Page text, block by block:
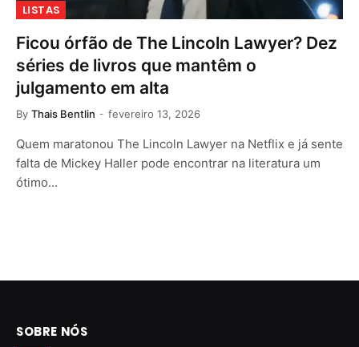
LISTAS
Ficou órfão de The Lincoln Lawyer? Dez
séries de livros que mantêm o
julgamento em alta
By Thais Bentlin fevereiro 13, 2026
Quem maratonou The Lincoln Lawyer na Netflix e já sente
falta de Mickey Haller pode encontrar na literatura um
ótimo…
SOBRE NÓS